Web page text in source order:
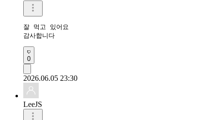
잘 먹고 있어요
감사합니다
0
2026.06.05 23:30
LeeJS